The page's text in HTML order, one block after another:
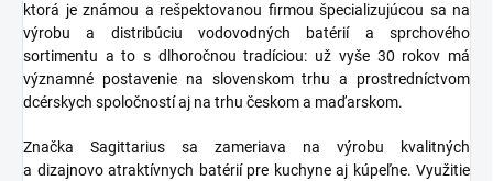
ktorá je známou a rešpektovanou firmou špecializujúcou sa na
výrobu a distribúciu vodovodných batérií a sprchového
sortimentu a to s dlhoročnou tradíciou: už vyše 30 rokov má
významné postavenie na slovenskom trhu a prostredníctvom
dcérskych spoločností aj na trhu českom a maďarskom.
Značka Sagittarius sa zameriava na výrobu kvalitných
a dizajnovo atraktívnych batérií pre kuchyne aj kúpeľne. Využitie